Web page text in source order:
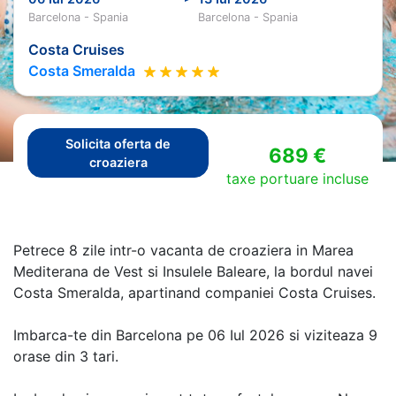
Barcelona - Spania Barcelona - Spania
Costa Cruises
Costa Smeralda
Solicita oferta de
croaziera
689 €
taxe portuare incluse
Petrece 8 zile intr-o vacanta de croaziera in Marea
Mediterana de Vest si Insulele Baleare, la bordul navei
Costa Smeralda, apartinand companiei Costa Cruises.
Imbarca-te din Barcelona pe 06 Iul 2026 si viziteaza 9
orase din 3 tari.